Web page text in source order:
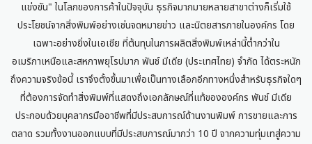
แข่งขัน" ในโลกของการค้าในปัจจุบัน ธุรกิจมากมายหลายสาขาต่างก็เริ่มใช้
ประโยชน์จากสิ่งพิมพ์อย่างเช่นจดหมายข่าว และนิตยสารภายในองค์กร โดย
เฉพาะอย่างยิ่งในเอเชีย ที่ต้นทุนในการผลิตสิ่งพิมพ์เหล่านี้ต่ำกว่าใน
อเมริกาเหนือและสหภาพยุโรปมาก พันช์ มีเดีย (ประเทศไทย) จำกัด ได้ตระหนัก
ถึงความจริงข้อนี้ เราจึงตั้งขึ้นมาเพื่อเป็นทางเลือกอีกทางหนึ่งสำหรับธุรกิจใดๆ
ที่ต้องการจัดทำสิ่งพิมพ์ที่แสดงถึงเอกลักษณ์ที่แท้ขององค์กร พันช์ มีเดีย
ประกอบด้วยบุคลากรมืออาชีพที่มีประสบการณ์ด้านงานพิมพ์ การขายและการ
ตลาด รวมทั้งงานออกแบบที่มีประสบการณ์มากว่า 10 ปี จากความทุ่มเทสู่ความ